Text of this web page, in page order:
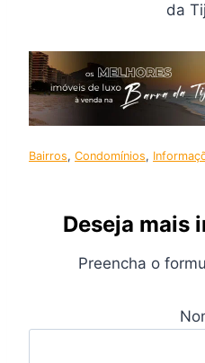
da
Bairros, Condomínios,
Deseja mais
Preencha o